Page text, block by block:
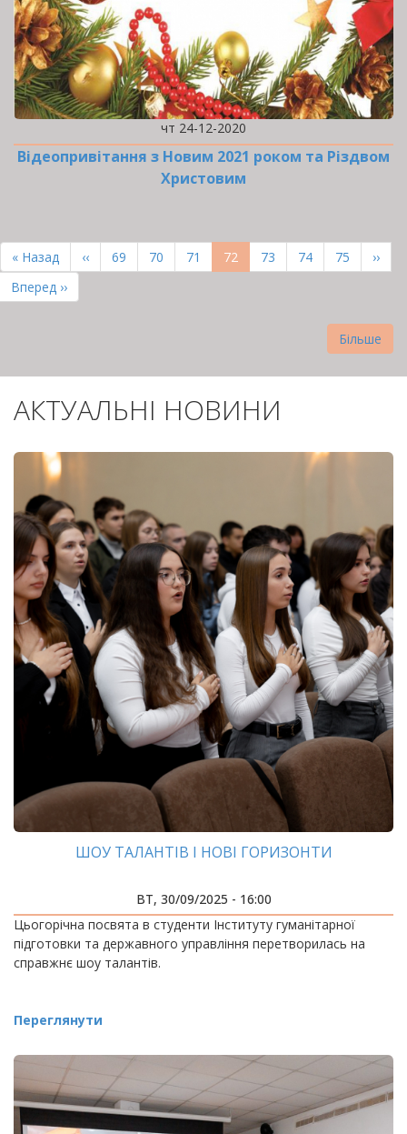
чт 24-12-2020
Відеопривітання з Новим 2021 роком та Різдвом
Христовим
НА
СТОРІНКИ
Перша
сторінка
« Назад
Попередня
сторінка
‹‹ Page
69 Page
70 Page
71
Поточна
сторінка
72 Page
73 Page
74 Page
75
››
Остання
сторінка
Вперед ››
Більше
АКТУАЛЬНІ НОВИНИ
ШОУ ТАЛАНТІВ І НОВІ ГОРИЗОНТИ
ВТ, 30/09/2025 - 16:00
Цьогорічна посвята в студенти Інституту гуманітарної
підготовки та державного управління перетворилась на
справжнє шоу талантів.
Переглянути